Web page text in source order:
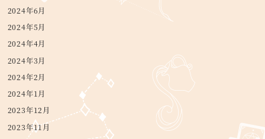
2024年6月
2024年5月
2024年4月
2024年3月
2024年2月
2024年1月
2023年12月
2023年11月